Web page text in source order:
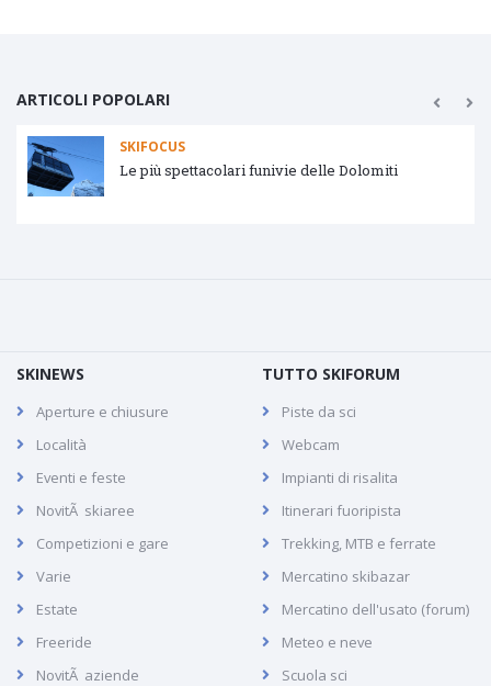
ARTICOLI POPOLARI
SKIFOCUS
Le più spettacolari funivie delle Dolomiti
SKINEWS
Aperture e chiusure
Località
Eventi e feste
NovitÃ skiaree
Competizioni e gare
Varie
Estate
Freeride
NovitÃ aziende
TUTTO SKIFORUM
Piste da sci
Webcam
Impianti di risalita
Itinerari fuoripista
Trekking, MTB e ferrate
Mercatino skibazar
Mercatino dell'usato (forum)
Meteo e neve
Scuola sci